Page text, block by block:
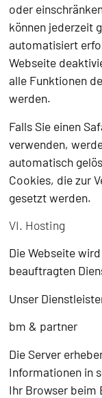
oder
können jederzeit
automatisiert
Webseite
alle Funktionen
werden.
Falls Sie einen
verwenden,
automatisch
Cookies, die zur
gesetzt werden.
VI. Hosting
Die Webseite
beauftragten
Unser
bm & partner
Die Server
Informationen in
Ihr Browser beim